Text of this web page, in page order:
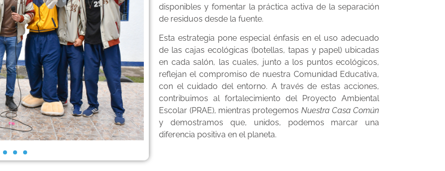
disponibles y fomentar la práctica activa de la separación
de residuos desde la fuente.
Esta estrategia pone especial énfasis en el uso adecuado
de las cajas ecológicas (botellas, tapas y papel) ubicadas
en cada salón, las cuales, junto a los puntos ecológicos,
reflejan el compromiso de nuestra Comunidad Educativa,
con el cuidado del entorno. A través de estas acciones,
contribuimos al fortalecimiento del Proyecto Ambiental
Escolar (PRAE), mientras protegemos Nuestra Casa Común
y demostramos que, unidos, podemos marcar una
diferencia positiva en el planeta.